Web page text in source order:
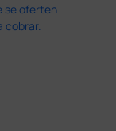
se oferten
cobrar.